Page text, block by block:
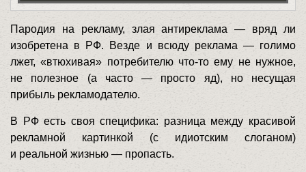
Пародия на рекламу, злая антиреклама — вряд ли
изобретена в РФ. Везде и всюду реклама — голимо
лжет, «втюхивая» потребителю что-то ему не нужное,
не полезное (а часто — просто яд), но несущая
прибыль рекламодателю.
В РФ есть своя специфика: разница между красивой
рекламной картинкой (с идиотским слоганом)
и реальной жизнью — пропасть.